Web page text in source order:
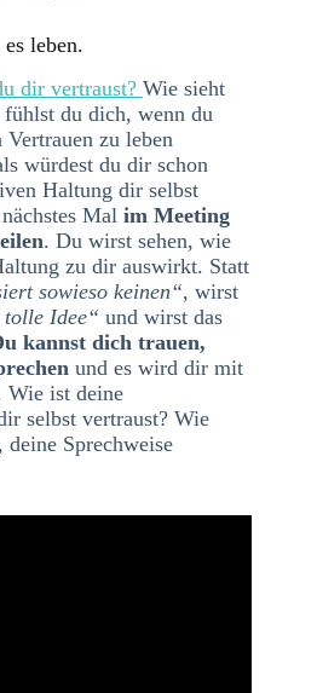
leben.
dir vertraust? Wie sieht
du dich, wenn du
zu leben
würdest du dir schon
Haltung dir selbst
Mal im Meeting
. Du wirst sehen, wie
zu dir auswirkt. Statt
sowieso keinen“, wirst
Idee“ und wirst das
kannst dich trauen,
und es wird dir mit
ist deine
selbst vertraust? Wie
Sprechweise